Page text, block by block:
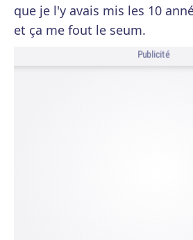
que je l'y avais mis les 10
et ça me fout le seum.
Publicité